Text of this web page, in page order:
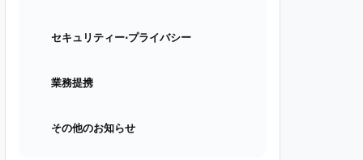
セキュリティー⋅プライバシー
業務提携
その他のお知らせ